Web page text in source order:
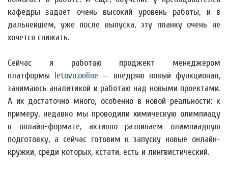
кафедры задает очень высокий уровень работы, и в
дальнейшем, уже после выпуска, эту планку очень не
хочется снижать.
Сейчас я работаю проджект менеджером
платформы letovo.online — внедряю новый функционал,
занимаюсь аналитикой и работаю над новыми проектами.
А их достаточно много, особенно в новой реальности: к
примеру, недавно мы проводили химическую олимпиаду
в онлайн-формате, активно развиваем олимпиадную
подготовку, а сейчас готовим к запуску новые онлайн-
кружки, среди которых, кстати, есть и лингвистический.